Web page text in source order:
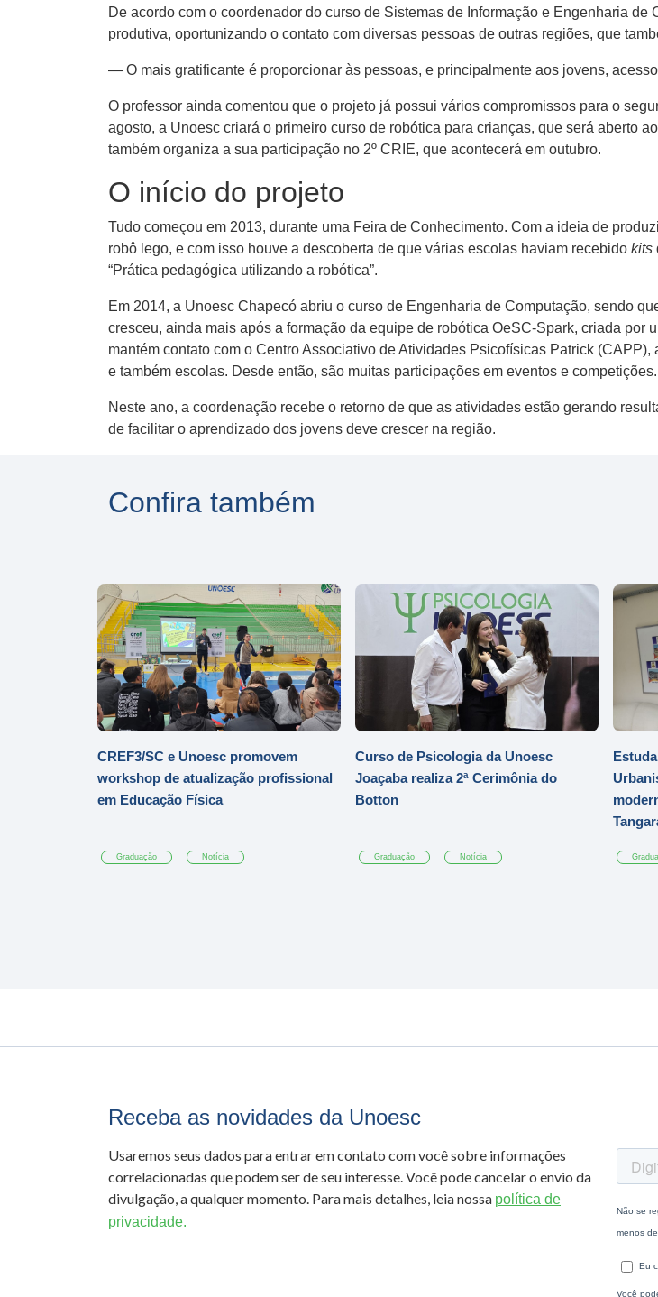
De acordo com o coordenador do curso de Sistemas de Informação e Engenharia
produtiva, oportunizando o contato com diversas pessoas de outras regiões, que
— O mais gratificante é proporcionar às pessoas, e principalmente aos jovens,
O professor ainda comentou que o projeto já possui vários compromissos para o
agosto, a Unoesc criará o primeiro curso de robótica para crianças, que será aberto
também organiza a sua participação no 2º CRIE, que acontecerá em outubro.
O início do projeto
Tudo começou em 2013, durante uma Feira de Conhecimento. Com a ideia de
robô lego, e com isso houve a descoberta de que várias escolas haviam recebido kits
“Prática pedagógica utilizando a robótica”.
Em 2014, a Unoesc Chapecó abriu o curso de Engenharia de Computação, sendo
cresceu, ainda mais após a formação da equipe de robótica OeSC-Spark, criada por
mantém contato com o Centro Associativo de Atividades Psicofísicas Patrick
e também escolas. Desde então, são muitas participações em eventos e competições.
Neste ano, a coordenação recebe o retorno de que as atividades estão gerando
de facilitar o aprendizado dos jovens deve crescer na região.
Confira também
CREF3/SC e Unoesc promovem
workshop de atualização profissional
em Educação Física
Graduação Notícia
Curso de Psicologia da Unoesc
Joaçaba realiza 2ª Cerimônia do
Botton
Graduação Notícia
Receba as novidades da Unoesc
Usaremos seus dados para entrar em contato com você sobre informações
correlacionadas que podem ser de seu interesse. Você pode cancelar o envio da
divulgação, a qualquer momento. Para mais detalhes, leia nossa política de
privacidade.